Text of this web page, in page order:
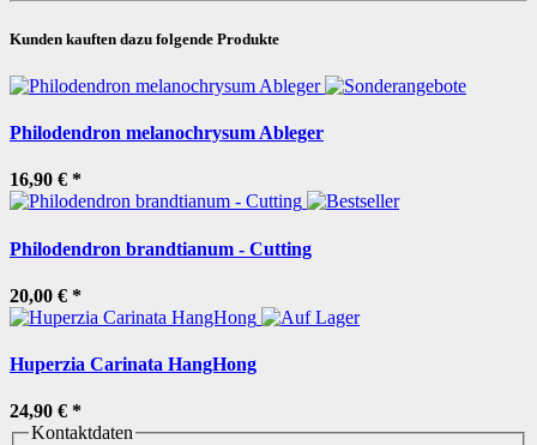
Kunden kauften dazu folgende Produkte
Philodendron melanochrysum Ableger
16,90 € *
Philodendron brandtianum - Cutting
20,00 € *
Huperzia Carinata HangHong
24,90 € *
Kontaktdaten